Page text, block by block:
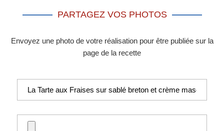
PARTAGEZ VOS PHOTOS
Envoyez une photo de votre réalisation pour être publiée sur la
page de la recette